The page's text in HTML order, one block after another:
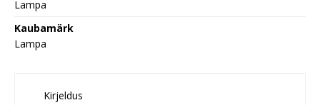
Lampa
Kaubamärk
Lampa
Kirjeldus